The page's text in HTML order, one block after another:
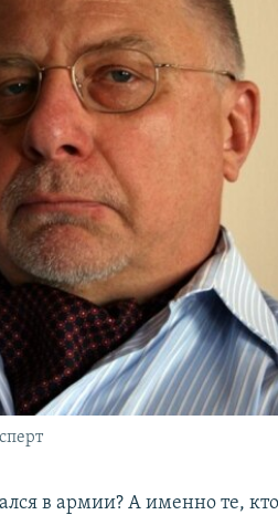
в армии? А именно те, кто